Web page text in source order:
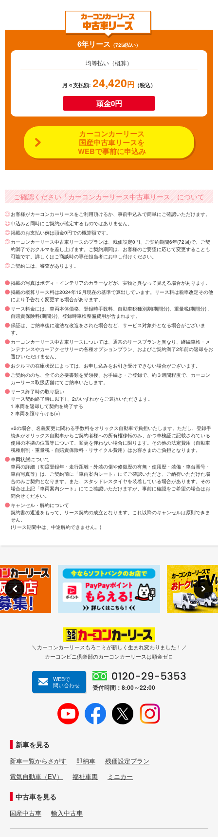
6年リース （72回払い）
均等払い（概算）
月々支払額: 24,420円 （税込）
頭金0円
カーコンカーリース
国産中古車リースを
WEBで事前に申込み
ご確認ください「カーコンカーリース中古車リース」について
お客様がカーコンカーリースをご利用頂けるか、事前申込みで簡単にご確認いただけます。
申込みと同時にご契約が確定するものではありません。
掲載のお支払い例は頭金0円での概算額です。
カーコンカーリース中古車リースのプランは、残価設定0円、ご契約期間6年(72回)で、ご契
約満了でおクルマを差し上げます。ご契約期間は、お客様のご要望に応じて変更することも
可能です。詳しくはご商談時の専任担当者にお申し付けください。
ご契約には、審査があります。
掲載の写真はボディ・インテリアのカラーなどが、実物と異なって見える場合があります。
掲載の概算リース料は2024年12月現在の基準で算出しています。リース料は税率改定その他
により予告なく変更する場合があります。
リース料金には、車両本体価格、登録時手数料、自動車税種別割(期間分)、重量税(期間分) 、
自賠責保険料(期間分)、登録時車検整備費用が含まれます。
保証は、ご納車後に違法な改造をされた場合など、サービス対象外となる場合がございま
す。
カーコンカーリース中古車リースについては、通常のリースプランと異なり、継続車検・メ
ンテナンスやカーアクセサリーの各種オプションプラン、およびご契約満了2年前の返却をお
選びいただけません。
おクルマの在庫状況によっては、お申し込みをお引き受けできない場合がございます。
ご契約ののち、全ての必要書類を受領後、お手続き・ご登録で、約３週間程度で、カーコン
カーリース取扱店舗にてご納車いたします。
リース終了時の取り扱い
リース契約終了時に以下1、2のいずれかをご選択いただきます。
1 車両を返却して契約を終了する
2 車両を譲りうける(※)
※2の場合、名義変更に関わる手数料をオリックス自動車で負担いたします。ただし、登録手
続きがオリックス自動車からご契約者様への所有権移転のみ、かつ車検証に記載されている
使用の本拠の位置等について、変更を伴わない場合に限ります。その他の法定費用（自動車
税種別割・重量税・自賠責保険料・リサイクル費用）はお客さまのご負担となります。
車両状態について
車両の詳細（初度登録年・走行距離・外装の傷や修復歴の有無・使用歴・装備・車台番号・
車両写真等）は、ご契約前に「車両案内シート」にてご確認いただき、ご納得いただけた場
合のみご契約となります。また、スタッドレスタイヤを装着している場合があります。その
場合は上記「車両案内シート」にてご確認いただけますが、事前に確認をご希望の場合はお
問合せください。
キャンセル・解約について
契約書の返送をもって、リース契約の成立となります。これ以降のキャンセルは原則できま
せん。
(リース期間中は、中途解約できません。)
＼カーコンカーリースもろコミが新しく生まれ変わりました！／
カーコンビニ倶楽部のカーコンカーリースは頭金ゼロ
WEBで
問い合わせ
受付時間：8:00～22:00
新車を見る
新車一覧からさがす 即納車
残価設定プラン
電気自動車（EV）
福祉車両 ミニカー
中古車を見る
国産中古車 輸入中古車